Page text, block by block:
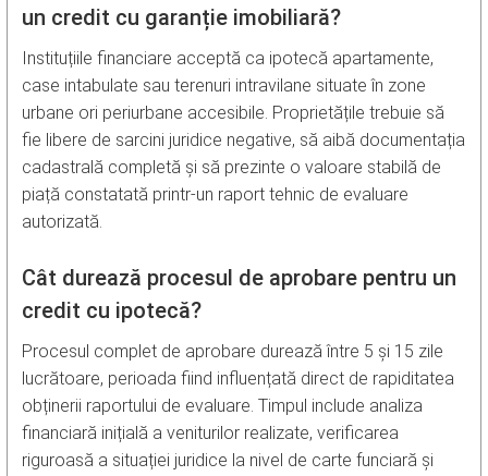
un credit cu garanție imobiliară?
Instituțiile financiare acceptă ca ipotecă apartamente,
case intabulate sau terenuri intravilane situate în zone
urbane ori periurbane accesibile. Proprietățile trebuie să
fie libere de sarcini juridice negative, să aibă documentația
cadastrală completă și să prezinte o valoare stabilă de
piață constatată printr-un raport tehnic de evaluare
autorizată.
Cât durează procesul de aprobare pentru un
credit cu ipotecă?
Procesul complet de aprobare durează între 5 și 15 zile
lucrătoare, perioada fiind influențată direct de rapiditatea
obținerii raportului de evaluare. Timpul include analiza
financiară inițială a veniturilor realizate, verificarea
riguroasă a situației juridice la nivel de carte funciară și